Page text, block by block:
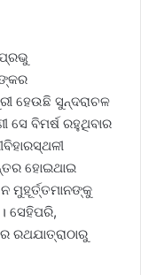
ହେଉଛି ସୁନ୍ଦରାଚଳ
ସେ ବିମର୍ଷ ରହୁଥିବାର
ହୋଇଥାଇ
ମୁହୂର୍ତ୍ତମାନଙ୍କୁ
ସେହିପରି,
ରଥଯାତ୍ରାଠାରୁ